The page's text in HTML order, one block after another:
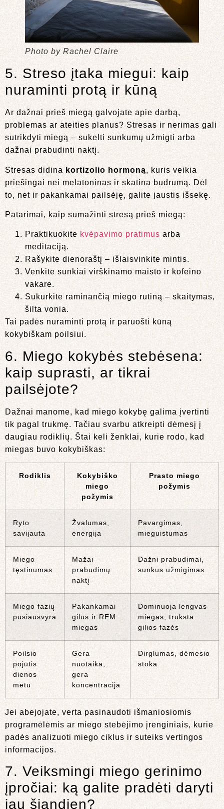
Photo by Rachel Claire
5. Streso įtaka miegui: kaip
nuraminti protą ir kūną
Ar dažnai prieš miegą galvojate apie darbą,
problemas ar ateities planus? Stresas ir nerimas gali
sutrikdyti miegą – sukelti sunkumų užmigti arba
dažnai prabudinti naktį.
Stresas didina kortizolio hormoną, kuris veikia
priešingai nei melatoninas ir skatina budrumą. Dėl
to, net ir pakankamai pailsėję, galite jaustis išsekę.
Patarimai, kaip sumažinti stresą prieš miegą:
Praktikuokite kvėpavimo pratimus arba
meditaciją.
Rašykite dienoraštį – išlaisvinkite mintis.
Venkite sunkiai virškinamo maisto ir kofeino
vakare.
Sukurkite raminančią miego rutiną – skaitymas,
šilta vonia.
Tai padės nuraminti protą ir paruošti kūną
kokybiškam poilsiui.
6. Miego kokybės stebėsena:
kaip suprasti, ar tikrai
pailsėjote?
Dažnai manome, kad miego kokybę galima įvertinti
tik pagal trukmę. Tačiau svarbu atkreipti dėmesį į
daugiau rodiklių. Štai keli ženklai, kurie rodo, kad
miegas buvo kokybiškas:
Rodiklis
Kokybiško
miego
požymis
Prasto miego
požymis
Ryto
savijauta
Žvalumas,
energija
Pavargimas,
mieguistumas
Miego
tęstinumas
Mažai
prabudimų
naktį
Dažni prabudimai,
sunkus užmigimas
Miego fazių
pusiausvyra
Pakankamai
gilus ir REM
miegas
Dominuoja lengvas
miegas, trūksta
gilios fazės
Poilsio
pojūtis
dienos
metu
Gera
nuotaika,
gera
koncentracija
Dirglumas, dėmesio
stoka
Jei abejojate, verta pasinaudoti išmaniosiomis
programėlėmis ar miego stebėjimo įrenginiais, kurie
padės analizuoti miego ciklus ir suteiks vertingos
informacijos.
7. Veiksmingi miego gerinimo
įpročiai: ką galite pradėti daryti
jau šiandien?